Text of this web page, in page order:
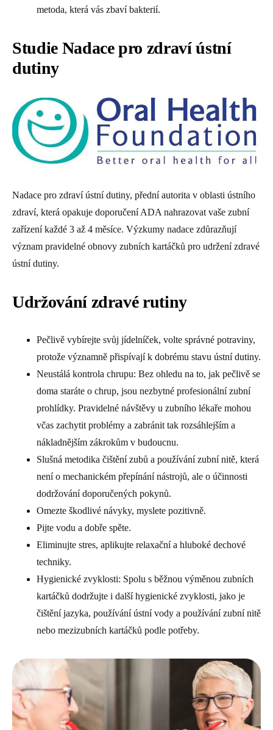
metoda, která vás zbaví bakterií.
Studie Nadace pro zdraví ústní
dutiny
Nadace pro zdraví ústní dutiny, přední autorita v oblasti ústního
zdraví, která opakuje doporučení ADA nahrazovat vaše zubní
zařízení každé 3 až 4 měsíce. Výzkumy nadace zdůrazňují
význam pravidelné obnovy zubních kartáčků pro udržení zdravé
ústní dutiny.
Udržování zdravé rutiny
Pečlivě vybírejte svůj jídelníček, volte správné potraviny,
protože významně přispívají k dobrému stavu ústní dutiny.
Neustálá kontrola chrupu: Bez ohledu na to, jak pečlivě se
doma staráte o chrup, jsou nezbytné profesionální zubní
prohlídky. Pravidelné návštěvy u zubního lékaře mohou
včas zachytit problémy a zabránit tak rozsáhlejším a
nákladnějším zákrokům v budoucnu.
Slušná metodika čištění zubů a používání zubní nitě, která
není o mechanickém přepínání nástrojů, ale o účinnosti
dodržování doporučených pokynů.
Omezte škodlivé návyky, myslete pozitivně.
Pijte vodu a dobře spěte.
Eliminujte stres, aplikujte relaxační a hluboké dechové
techniky.
Hygienické zvyklosti: Spolu s běžnou výměnou zubních
kartáčků dodržujte i další hygienické zvyklosti, jako je
čištění jazyka, používání ústní vody a používání zubní nitě
nebo mezizubních kartáčků podle potřeby.